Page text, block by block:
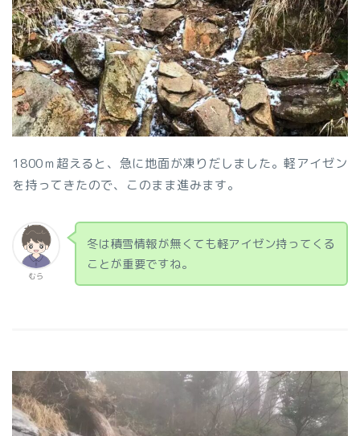
1800ｍ超えると、急に地面が凍りだしました。軽アイゼン
を持ってきたので、このまま進みます。
むら
冬は積雪情報が無くても軽アイゼン持ってくる
ことが重要ですね。